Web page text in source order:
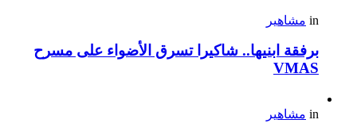
in مشاهير
برفقة ابنيها.. شاكيرا تسرق الأضواء على مسرح
VMAS
in مشاهير